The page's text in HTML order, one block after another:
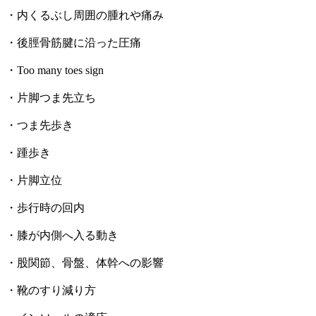
・内くるぶし周囲の腫れや痛み
・後脛骨筋腱に沿った圧痛
・Too many toes sign
・片脚つま先立ち
・つま先歩き
・踵歩き
・片脚立位
・歩行時の回内
・膝が内側へ入る動き
・股関節、骨盤、体幹への影響
・靴のすり減り方